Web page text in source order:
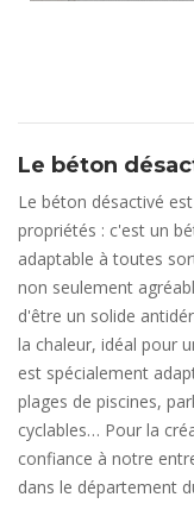
Le béton
Le béton désactivé
propriétés : c'est un
adaptable à toutes
non seulement
d'être un solide
la chaleur, idéal pour
est spécialement
plages de piscines,
cyclables… Pour la
confiance à notre
dans le département